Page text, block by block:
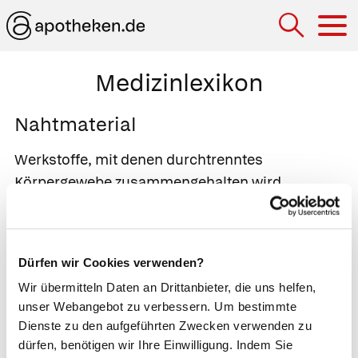
Dürfen wir Cookies verwenden?
Wir übermitteln Daten an Drittanbieter, die uns helfen,
unser Webangebot zu verbessern. Um bestimmte
Dienste zu den aufgeführten Zwecken verwenden zu
dürfen, benötigen wir Ihre Einwilligung. Indem Sie
Medizinlexikon
Nahtmaterial
Werkstoffe, mit denen durchtrenntes
Körpergewebe zusammengehalten wird.
Chirurgen verwenden neben Klammern und
Drähten vor allem Fäden. Genauer wird zwischen
atraumatischem Nahtmaterial unterschieden.
Resorbierbares Nahtmaterialbaut sich nach
einiger Zeit von selbst ab. Es eignet sich daher
für schnell heilende Wunden an Schleimhäuten,